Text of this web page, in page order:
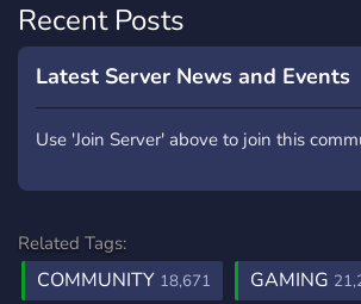
Recent Posts
Latest Server News and Events
Use 'Join Server' above to join this
Related Tags:
COMMUNITY 18,671 GAMING